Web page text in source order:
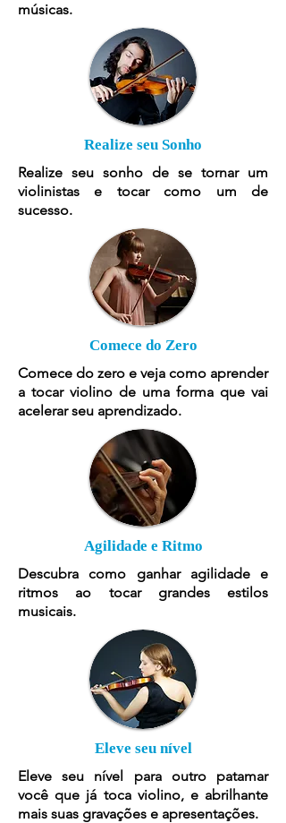
músicas.
Realize seu Sonho
Realize seu sonho de se tornar um
violinistas e tocar como um de
sucesso.
Comece do Zero
Comece do zero e veja como aprender
a tocar violino de uma forma que vai
acelerar seu aprendizado.
Agilidade e Ritmo
Descubra como ganhar agilidade e
ritmos ao tocar grandes estilos
musicais.
Eleve seu nível
Eleve seu nível para outro patamar
você que já toca violino, e abrilhante
mais suas gravações e apresentações.